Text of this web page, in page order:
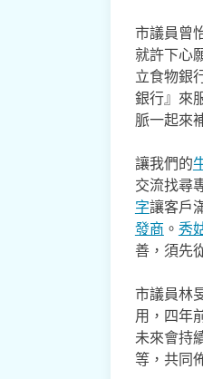
市議員曾
就許下心
立食物銀
銀行』來
脈一起來
讓我們的
交流找尋
字讓客戶
發商 。 秀
善，須先
市議員林
用，四年
未來會持
等，共同